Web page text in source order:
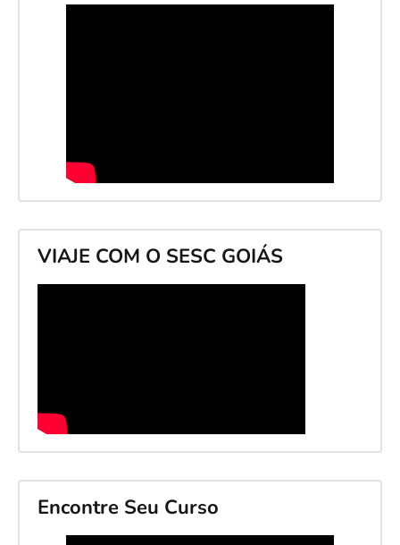
VIAJE COM O SESC GOIÁS
Encontre Seu Curso